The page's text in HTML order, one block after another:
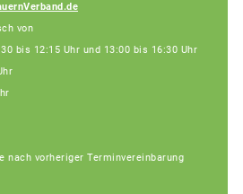
von
bis 12:15 Uhr und 13:00 bis 16:30 Uhr
nach vorheriger Terminvereinbarung